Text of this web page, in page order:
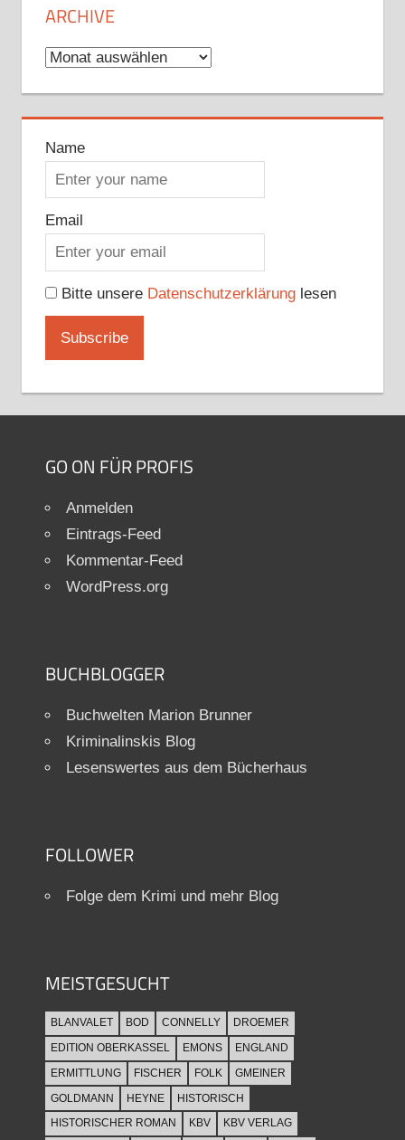
ARCHIVE
Archive
Name
Email
Bitte unsere Datenschutzerklärunglesen
GO ON FÜR PROFIS
Anmelden
Eintrags-Feed
Kommentar-Feed
WordPress.org
BUCHBLOGGER
Buchwelten Marion Brunner
Kriminalinskis Blog
Lesenswertes aus dem Bücherhaus
FOLLOWER
Folge dem Krimi und mehr Blog
MEISTGESUCHT
BLANVALET BOD CONNELLY
DROEMER
EDITION OBERKASSEL
EMONS
ENGLAND
ERMITTLUNG
FISCHER FOLK
GMEINER
GOLDMANN
HEYNE
HISTORISCH
HISTORISCHER ROMAN
KBV KBV VERLAG